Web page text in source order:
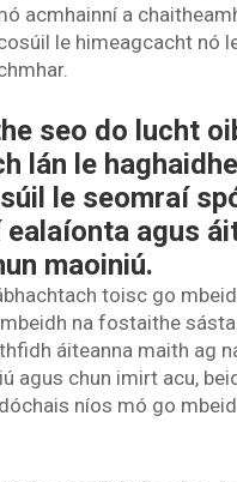
acmhainní a
le himeagcacht nó
seo do lucht
lán le
le seomraí
agus
maoiniú.
toisc go
na fostaithe
áiteanna maith ag
agus chun imirt acu,
níos mó go